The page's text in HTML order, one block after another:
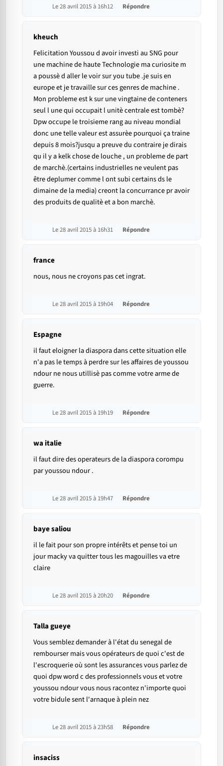
Le 28 avril 2015 à 16h12 Répondre
kheuch
Felicitation Youssou d avoir investi au SNG pour
une machine de haute Technologie ma curiosite m
a poussè d aller le voir sur you tube .je suis en
europe et je travaille sur ces genres de machine .
Mon probleme est k sur une vingtaine de conteners
seul l une qui occupait l unitè centrale est tombè?
Dpw occupe le troisieme rang au niveau mondial
donc une telle valeur est assurèe pourquoi ça traine
depuis 8 mois?jusqu a preuve du contraire je dirais
qu il y a kelk chose de louche , un probleme de part
de marchè.(certains industrielles ne veulent pas
être deplumer comme l ont subi certains ds le
dimaine de la media) creont la concurrance pr avoir
des produits de qualitè et a bon marchè.
Le 28 avril 2015 à 16h31 Répondre
france
nous, nous ne croyons pas cet ingrat.
Le 28 avril 2015 à 19h04 Répondre
Espagne
il faut eloigner la diaspora dans cette situation elle
n'a pas le temps à perdre sur les affaires de youssou
ndour ne nous utillisè pas comme votre arme de
guerre.
Le 28 avril 2015 à 19h19 Répondre
wa italie
il faut dire des operateurs de la diaspora corompu
par youssou ndour .
Le 28 avril 2015 à 19h47 Répondre
baye saliou
il le fait pour son propre intérêts et pense toi un
jour macky va quitter tous les magouilles va etre
claire
Le 28 avril 2015 à 20h20 Répondre
Talla gueye
Vous semblez demander à l'état du senegal de
rembourser mais vous opérateurs de quoi c'est de
l'escroquerie où sont les assurances vous parlez de
quoi dpw word c des professionnels vous et votre
youssou ndour vous nous racontez n'importe quoi
votre bidule sent l'arnaque à plein nez
Le 28 avril 2015 à 23h58 Répondre
insaciss